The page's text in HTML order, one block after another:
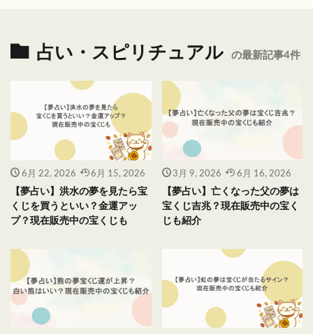
占い・スピリチュアル の最新記事4件
6月 22, 2026 6月 15, 2026
【夢占い】洪水の夢を見たら宝
くじを買うといい？金運アッ
プ？現在販売中の宝くじも
3月 9, 2026 6月 16, 2026
【夢占い】亡くなった父の夢は
宝くじ吉兆？現在販売中の宝く
じも紹介